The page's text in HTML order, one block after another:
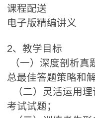
课程配送
电子版精编讲义
2、教学目标
（一）深度剖析真
总最佳答题策略和
（二）灵活运用
考试试题；